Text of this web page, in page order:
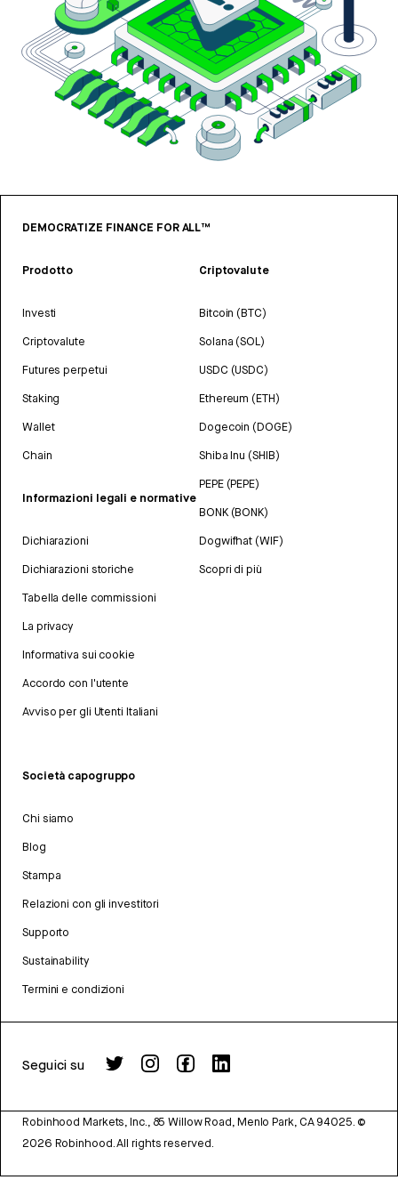
DEMOCRATIZE FINANCE FOR ALL™
Prodotto
Investi
Criptovalute
Futures perpetui
Staking
Wallet
Chain
Informazioni legali e normative
Dichiarazioni
Dichiarazioni storiche
Tabella delle commissioni
La privacy
Informativa sui cookie
Accordo con l'utente
Avviso per gli Utenti Italiani
Criptovalute
Bitcoin (BTC)
Solana (SOL)
USDC (USDC)
Ethereum (ETH)
Dogecoin (DOGE)
Shiba Inu (SHIB)
PEPE (PEPE)
BONK (BONK)
Dogwifhat (WIF)
Scopri di più
Società capogruppo
Chi siamo
Blog
Stampa
Relazioni con gli investitori
Supporto
Sustainability
Termini e condizioni
Seguici su
Robinhood Markets, Inc., 85 Willow Road, Menlo Park, CA 94025. ©
2026 Robinhood. All rights reserved.